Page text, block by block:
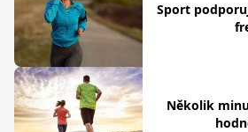
Sport
Několik